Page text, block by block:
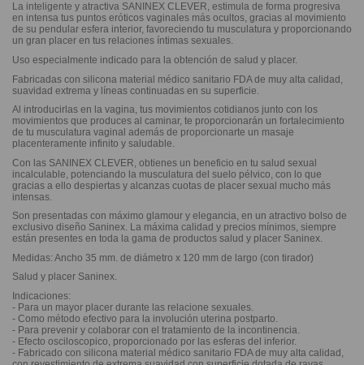
La inteligente y atractiva SANINEX CLEVER, estimula de forma progresiva
en intensa tus puntos eróticos vaginales más ocultos, gracias al movimiento
de su pendular esfera interior, favoreciendo tu musculatura y proporcionando
un gran placer en tus relaciones íntimas sexuales.
Uso especialmente indicado para la obtención de salud y placer.
Fabricadas con silicona material médico sanitario FDA de muy alta calidad,
suavidad extrema y líneas continuadas en su superficie.
Al introducirlas en la vagina, tus movimientos cotidianos junto con los
movimientos que produces al caminar, te proporcionarán un fortalecimiento
de tu musculatura vaginal además de proporcionarte un masaje
placenteramente infinito y saludable.
Con las SANINEX CLEVER, obtienes un beneficio en tu salud sexual
incalculable, potenciando la musculatura del suelo pélvico, con lo que
gracias a ello despiertas y alcanzas cuotas de placer sexual mucho más
intensas.
Son presentadas con máximo glamour y elegancia, en un atractivo bolso de
exclusivo diseño Saninex. La máxima calidad y precios mínimos, siempre
están presentes en toda la gama de productos salud y placer Saninex.
Medidas: Ancho 35 mm. de diámetro x 120 mm de largo (con tirador)
Salud y placer Saninex.
Indicaciones:
- Para un mayor placer durante las relacione sexuales.
- Como método efectivo para la involución uterina postparto.
- Para prevenir y colaborar con el tratamiento de la incontinencia.
- Efecto osciloscopico, proporcionado por las esferas del inferior.
- Fabricado con silicona material médico sanitario FDA de muy alta calidad,